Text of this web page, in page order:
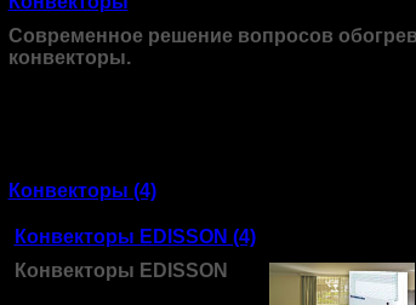
Современное решение вопросов
конвекторы.
Конвекторы (4)
Конвекторы EDISSON (4)
Конвекторы EDISSON